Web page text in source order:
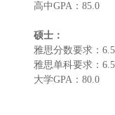
高中GPA：85.0
硕士：
雅思分数要求：6.5
雅思单科要求：6.5
大学GPA：80.0